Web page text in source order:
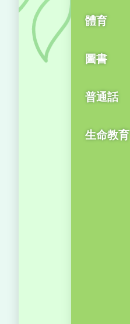
體育
圖書
普通話
生命教育